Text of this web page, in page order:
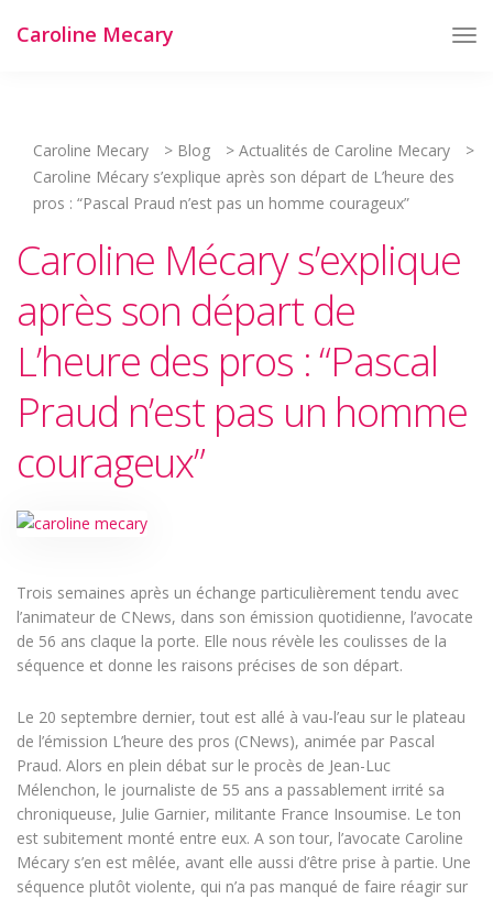
Caroline Mecary
Caroline Mecary > Blog > Actualités de Caroline Mecary
>
Caroline Mécary s’explique après son départ de L’heure des
pros : “Pascal Praud n’est pas un homme courageux”
Caroline Mécary s’explique
après son départ de
L’heure des pros : “Pascal
Praud n’est pas un homme
courageux”
Trois semaines après un échange particulièrement tendu avec
l’animateur de CNews, dans son émission quotidienne, l’avocate
de 56 ans claque la porte. Elle nous révèle les coulisses de la
séquence et donne les raisons précises de son départ.
Le 20 septembre dernier, tout est allé à vau-l’eau sur le plateau
de l’émission L’heure des pros (CNews), animée par Pascal
Praud. Alors en plein débat sur le procès de Jean-Luc
Mélenchon, le journaliste de 55 ans a passablement irrité sa
chroniqueuse, Julie Garnier, militante France Insoumise. Le ton
est subitement monté entre eux. A son tour, l’avocate Caroline
Mécary s’en est mêlée, avant elle aussi d’être prise à partie. Une
séquence plutôt violente, qui n’a pas manqué de faire réagir sur